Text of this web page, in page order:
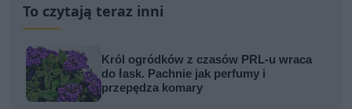
To czytają teraz inni
Król ogródków z czasów PRL-u wraca
do łask. Pachnie jak perfumy i
przepędza komary